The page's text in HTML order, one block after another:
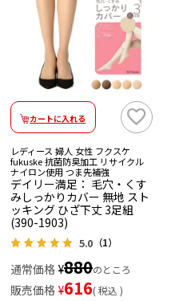
カートに入れる
レディース 婦人 女性 フクスケ
fukuske 抗菌防臭加工 リサイクル
ナイロン使用 つま先補強
デイリー満足： 毛穴・くす
みしっかりカバー 無地 スト
ッキング ひざ下丈 3足組
(390-1903)
5.0 （1）
通常価格 ¥880のところ
販売価格 ¥616 税込